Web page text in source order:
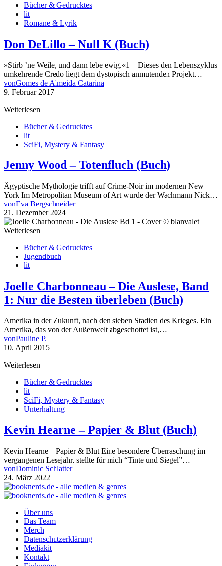
Bücher & Gedrucktes
lit
Romane & Lyrik
Don DeLillo – Null K (Buch)
»Stirb ’ne Weile, und dann lebe ewig.«1 – Dieses den Lebenszyklus
umkehrende Credo liegt dem dystopisch anmutenden Projekt…
vonGomes de Almeida Catarina
9. Februar 2017
Weiterlesen
Bücher & Gedrucktes
lit
SciFi, Mystery & Fantasy
Jenny Wood – Totenfluch (Buch)
Ägyptische Mythologie trifft auf Crime-Noir im modernen New
York Im Metropolitan Museum of Art wurde der Wachmann Nick…
vonEva Bergschneider
21. Dezember 2024
Weiterlesen
Bücher & Gedrucktes
Jugendbuch
lit
Joelle Charbonneau – Die Auslese, Band
1: Nur die Besten überleben (Buch)
Amerika in der Zukunft, nach den sieben Stadien des Krieges. Ein
Amerika, das von der Außenwelt abgeschottet ist,…
vonPauline P.
10. April 2015
Weiterlesen
Bücher & Gedrucktes
lit
SciFi, Mystery & Fantasy
Unterhaltung
Kevin Hearne – Papier & Blut (Buch)
Kevin Hearne – Papier & Blut Eine besondere Überraschung im
vergangenen Lesejahr, stellte für mich “Tinte und Siegel”…
vonDominic Schlatter
24. März 2022
Über uns
Das Team
Merch
Datenschutzerklärung
Mediakit
Kontakt